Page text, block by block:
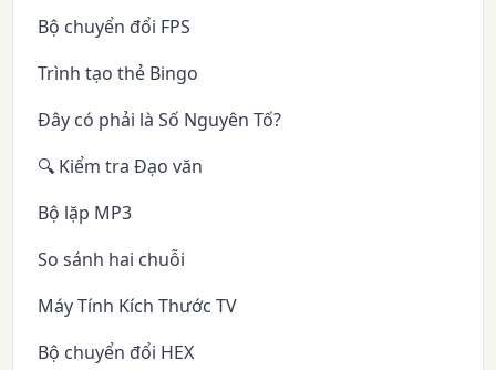
Bộ chuyển đổi FPS
Trình tạo thẻ Bingo
Đây có phải là Số Nguyên Tố?
🔍 Kiểm tra Đạo văn
Bộ lặp MP3
So sánh hai chuỗi
Máy Tính Kích Thước TV
Bộ chuyển đổi HEX